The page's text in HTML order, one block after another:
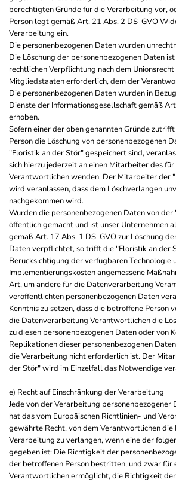
berechtigten Gründe für die Verarbeitung vor,
Person legt gemäß Art. 21 Abs. 2 DS-GVO
Verarbeitung ein.
Die personenbezogenen Daten wurden
Die Löschung der personenbezogenen Daten
rechtlichen Verpflichtung nach dem
Mitgliedstaaten erforderlich, dem der
Die personenbezogenen Daten wurden in
Dienste der Informationsgesellschaft gemäß
erhoben.
Sofern einer der oben genannten Gründe
Person die Löschung von personenbezogenen
"Floristik an der Stör" gespeichert sind,
sich hierzu jederzeit an einen Mitarbeiter des
Verantwortlichen wenden. Der Mitarbeiter der
wird veranlassen, dass dem Löschverlangen
nachgekommen wird.
Wurden die personenbezogenen Daten von
öffentlich gemacht und ist unser Unternehmen
gemäß Art. 17 Abs. 1 DS-GVO zur Löschung
Daten verpflichtet, so trifft die "Floristik an der
Berücksichtigung der verfügbaren Technologie
Implementierungskosten angemessene
Art, um andere für die Datenverarbeitung
veröffentlichten personenbezogenen Daten
Kenntnis zu setzen, dass die betroffene Person
die Datenverarbeitung Verantwortlichen die
zu diesen personenbezogenen Daten oder von
Replikationen dieser personenbezogenen
die Verarbeitung nicht erforderlich ist. Der
der Stör" wird im Einzelfall das Notwendige
e) Recht auf Einschränkung der Verarbeitung
Jede von der Verarbeitung personenbezogener
hat das vom Europäischen Richtlinien- und
gewährte Recht, von dem Verantwortlichen die
Verarbeitung zu verlangen, wenn eine der
gegeben ist: Die Richtigkeit der
der betroffenen Person bestritten, und zwar für
Verantwortlichen ermöglicht, die Richtigkeit